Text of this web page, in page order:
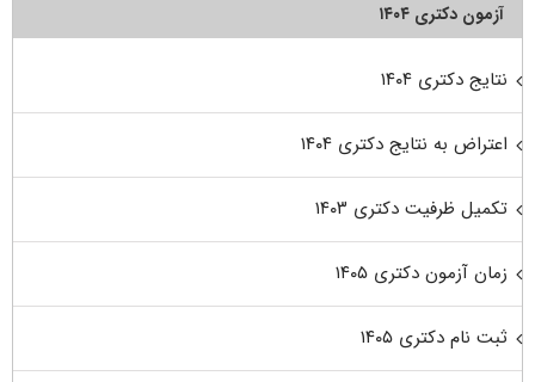
آزمون دکتری ۱۴۰۴
نتایج دکتری ۱۴۰۴
اعتراض به نتایج دکتری ۱۴۰۴
تکمیل ظرفیت دکتری ۱۴۰۳
زمان آزمون دکتری ۱۴۰۵
ثبت نام دکتری ۱۴۰۵